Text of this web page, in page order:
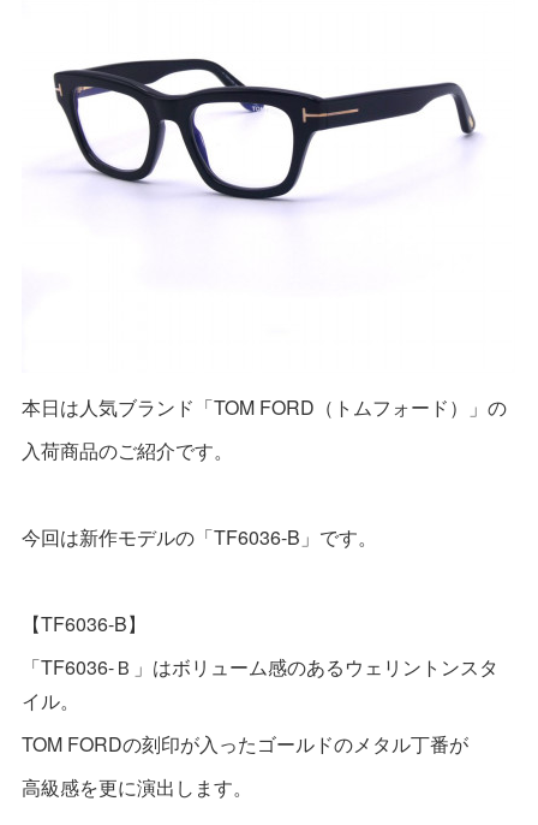
本日は人気ブランド「TOM FORD（トムフォード）」の
入荷商品のご紹介です。
今回は新作モデルの「TF6036-B」です。
【TF6036-B】
「TF6036-Ｂ」はボリューム感のあるウェリントンスタ
イル。
TOM FORDの刻印が入ったゴールドのメタル丁番が
高級感を更に演出します。